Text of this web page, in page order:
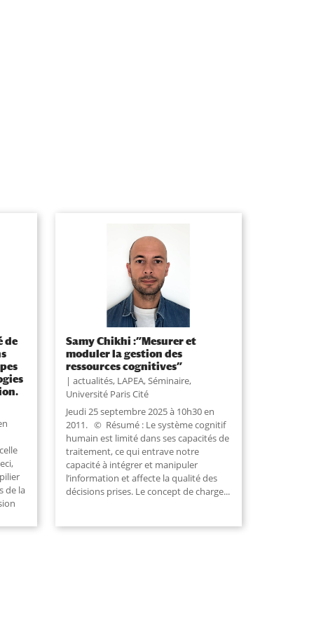
de
de la
Samy Chikhi :”Mesurer et
moduler la gestion des
ressources cognitives”
actualités, LAPEA,Séminaire,
Université Paris Cité
Jeudi 25 septembre 2025 à 10h30 en
2011. © Résumé : Le système cognitif
humain est limité dans ses capacités de
traitement, ce qui entrave notre
capacité à intégrer et manipuler
l’information et affecte la qualité des
décisions prises. Le concept de charge...